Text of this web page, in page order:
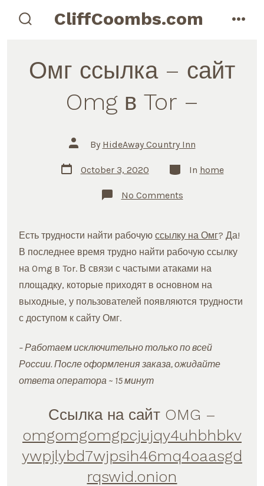
CliffCoombs.com
Омг ссылка – сайт
Omg в Tor –
Post
author
By HideAway Country Inn
Post
date
October 3, 2020 Categories
In home
No Commentson
сайт
Omg
в
Tor
–
Есть трудности найти рабочуюссылку на Омг? Да!
В последнее время трудно найти рабочую ссылку
на Omg в Tor. В связи с частыми атаками на
площадку, которые приходят в основном на
выходные, у пользователей появляются трудности
с доступом к сайту Омг.
– Работаем исключительно только по всей
России. После оформления заказа, ожидайте
ответа оператора ~ 15 минут
Ссылка на сайт OMG –
omgomgomgpcjujqy4uhbhbkv
ywpjlybd7wjpsih46mq4oaasgd
rqswid.onion